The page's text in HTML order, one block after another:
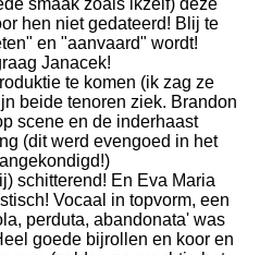
smaak zoals ikzelf) deze
hen niet gedateerd! Blij te
en "aanvaard" wordt!
Janacek!
te komen (ik zag ze
beide tenoren ziek. Brandon
scene en de inderhaast
(dit werd evengoed in het
schitterend! En Eva Maria
Vocaal in topvorm, een
perduta, abandonata' was
goede bijrollen en koor en